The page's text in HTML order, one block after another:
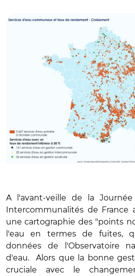
A l'avant-veille de la
Intercommunalités de France
une cartographie des "points
l'eau en termes de fuites,
données de l'Observatoire
d'eau. Alors que la bonne
cruciale avec le